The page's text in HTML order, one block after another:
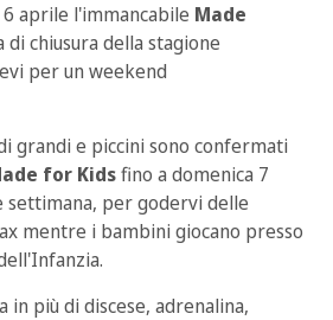
aprile l'immancabile Made
di chiusura della stagione
per un weekend
grandi e piccini sono confermati
for Kidsfino a domenica 7
per godervi delle
mentre i bambini giocano presso
in più di discese, adrenalina,